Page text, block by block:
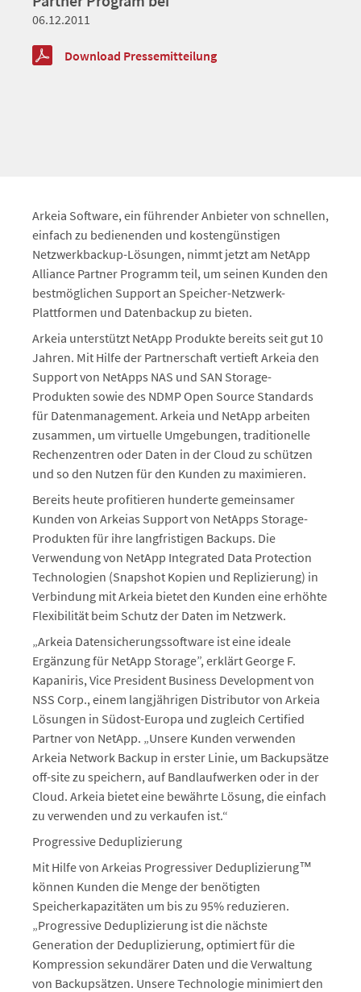
06.12.2011
Download Pressemitteilung
Arkeia Software, ein führender Anbieter von schnellen,
einfach zu bedienenden und kostengünstigen
Netzwerkbackup-Lösungen, nimmt jetzt am NetApp
Alliance Partner Programm teil, um seinen Kunden den
bestmöglichen Support an Speicher-Netzwerk-
Plattformen und Datenbackup zu bieten.
Arkeia unterstützt NetApp Produkte bereits seit gut 10
Jahren. Mit Hilfe der Partnerschaft vertieft Arkeia den
Support von NetApps NAS und SAN Storage-
Produkten sowie des NDMP Open Source Standards
für Datenmanagement. Arkeia und NetApp arbeiten
zusammen, um virtuelle Umgebungen, traditionelle
Rechenzentren oder Daten in der Cloud zu schützen
und so den Nutzen für den Kunden zu maximieren.
Bereits heute profitieren hunderte gemeinsamer
Kunden von Arkeias Support von NetApps Storage-
Produkten für ihre langfristigen Backups. Die
Verwendung von NetApp Integrated Data Protection
Technologien (Snapshot Kopien und Replizierung) in
Verbindung mit Arkeia bietet den Kunden eine erhöhte
Flexibilität beim Schutz der Daten im Netzwerk.
„Arkeia Datensicherungssoftware ist eine ideale
Ergänzung für NetApp Storage”, erklärt George F.
Kapaniris, Vice President Business Development von
NSS Corp., einem langjährigen Distributor von Arkeia
Lösungen in Südost-Europa und zugleich Certified
Partner von NetApp. „Unsere Kunden verwenden
Arkeia Network Backup in erster Linie, um Backupsätze
off-site zu speichern, auf Bandlaufwerken oder in der
Cloud. Arkeia bietet eine bewährte Lösung, die einfach
zu verwenden und zu verkaufen ist.“
Progressive Deduplizierung
Mit Hilfe von Arkeias Progressiver Deduplizierung™
können Kunden die Menge der benötigten
Speicherkapazitäten um bis zu 95% reduzieren.
„Progressive Deduplizierung ist die nächste
Generation der Deduplizierung, optimiert für die
Kompression sekundärer Daten und die Verwaltung
von Backupsätzen. Unsere Technologie minimiert den